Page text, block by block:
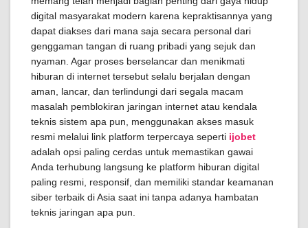
digital masyarakat modern karena kepraktisannya yang
dapat diakses dari mana saja secara personal dari
genggaman tangan di ruang pribadi yang sejuk dan
nyaman. Agar proses berselancar dan menikmati
hiburan di internet tersebut selalu berjalan dengan
aman, lancar, dan terlindungi dari segala macam
masalah pemblokiran jaringan internet atau kendala
teknis sistem apa pun, menggunakan akses masuk
resmi melalui link platform terpercaya seperti ijobet
adalah opsi paling cerdas untuk memastikan gawai
Anda terhubung langsung ke platform hiburan digital
paling resmi, responsif, dan memiliki standar keamanan
siber terbaik di Asia saat ini tanpa adanya hambatan
teknis jaringan apa pun.